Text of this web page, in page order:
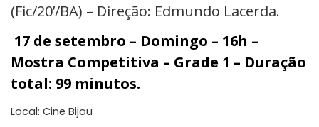
(Fic/20’/BA) – Direção: Edmundo Lacerda.
17 de setembro – Domingo – 16h –
Mostra Competitiva – Grade 1 – Duração
total: 99 minutos.
Local: Cine Bijou